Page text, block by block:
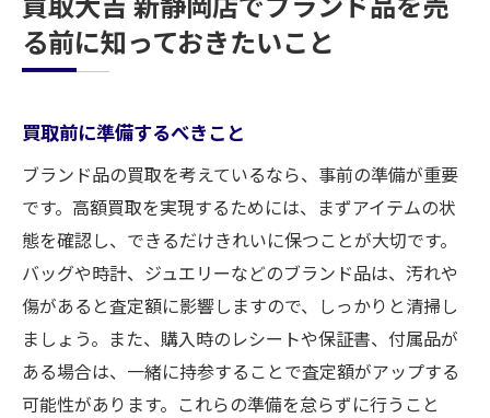
る前に知っておきたいこと
買取前に準備するべきこと
ブランド品の買取を考えているなら、事前の準備が重要
です。高額買取を実現するためには、まずアイテムの状
態を確認し、できるだけきれいに保つことが大切です。
バッグや時計、ジュエリーなどのブランド品は、汚れや
傷があると査定額に影響しますので、しっかりと清掃し
ましょう。また、購入時のレシートや保証書、付属品が
ある場合は、一緒に持参することで査定額がアップする
可能性があります。これらの準備を怠らずに行うこと